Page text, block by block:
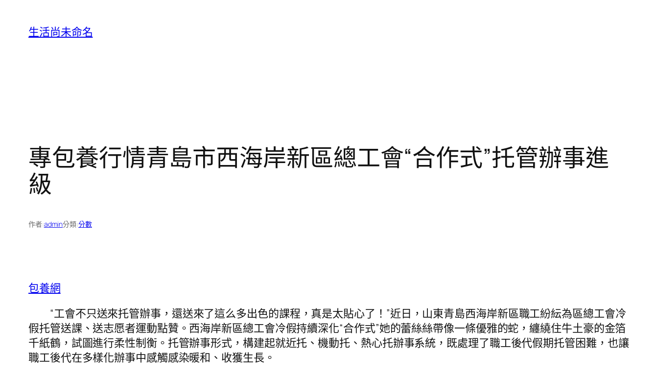
生活尚未命名
專包養行情青島市西海岸新區總工會“合作式”托管辦事進
級
作者:admin分類:分數
包養網
“工會不只送來托管辦事，還送來了這么多出色的課程，真是太貼心了！”近日，山東青島西海岸新區職工紛紜為區總工會冷
假托管送課、送志愿者運動點贊。西海岸新區總工會冷假持續深化“合作式”她的蕾絲絲帶像一條優雅的蛇，纏繞住牛土豪的金箔
千紙鶴，試圖進行柔性制衡。托管辦事形式，構建起就近托、機動托、熱心托辦事系統，既處理了職工後代假期托管困難，也讓
職工後代在多樣化辦事中感觸感染暖和、收獲生長。